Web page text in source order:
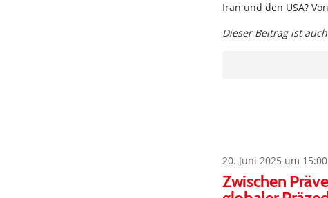
Iran und den USA? Von
Dieser Beitrag ist
20. Juni 2025 um 15:00
Zwischen